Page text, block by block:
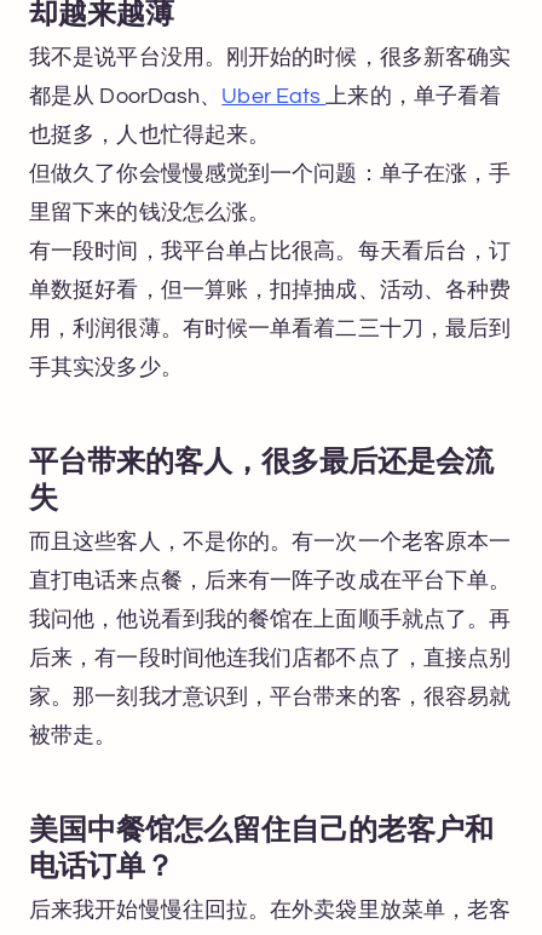
却越来越薄
我不是说平台没用。刚开始的时候，很多新客确实
都是从 DoorDash、 Uber Eats
上来的，单子看着
也挺多，人也忙得起来。
但做久了你会慢慢感觉到一个问题：单子在涨，手
里留下来的钱没怎么涨。
有一段时间，我平台单占比很高。每天看后台，订
单数挺好看，但一算账，扣掉抽成、活动、各种费
用，利润很薄。有时候一单看着二三十刀，最后到
手其实没多少。
平台带来的客人，很多最后还是会流
失
而且这些客人，不是你的。有一次一个老客原本一
直打电话来点餐，后来有一阵子改成在平台下单。
我问他，他说看到我的餐馆在上面顺手就点了。再
后来，有一段时间他连我们店都不点了，直接点别
家。那一刻我才意识到，平台带来的客，很容易就
被带走。
美国中餐馆怎么留住自己的老客户和
电话订单？
后来我开始慢慢往回拉。在外卖袋里放菜单，老客